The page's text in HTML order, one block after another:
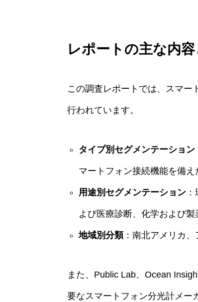
レポートの主な内
この調査レポートでは、スマー
行われています。
タイプ別セグメンテーション
マートフォン接続機能を備
用途別セグメンテーション
よび医療診断、化学および
地域別分類 ：南北アメリカ
また、Public Lab、Ocean
要なスマートフォン分光計メー